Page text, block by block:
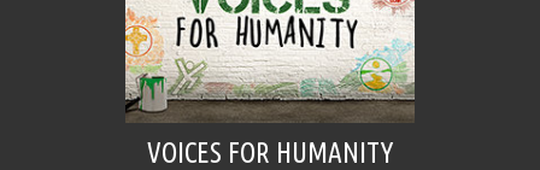
VOICES FOR HUMANITY